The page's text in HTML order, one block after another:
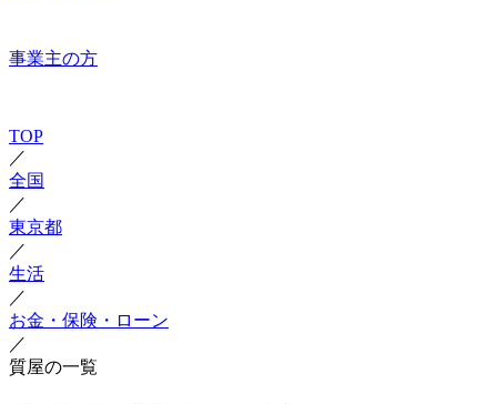
事業主の方
TOP
／
全国
／
東京都
／
生活
／
お金・保険・ローン
／
質屋の一覧